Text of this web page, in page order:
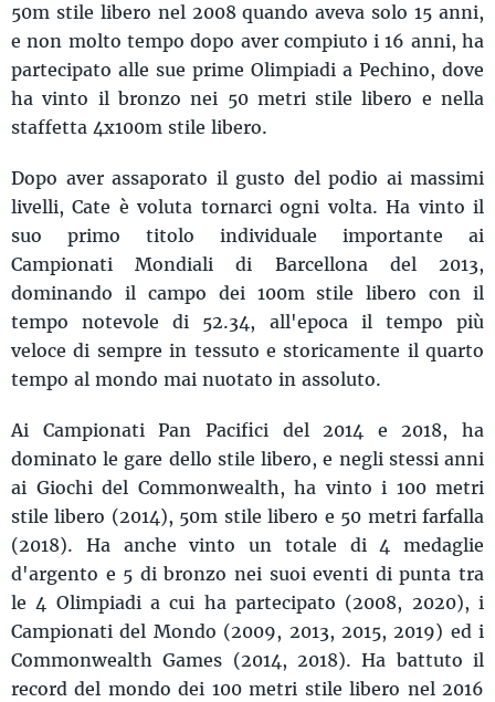
50m stile libero nel 2008 quando aveva solo 15 anni,
e non molto tempo dopo aver compiuto i 16 anni, ha
partecipato alle sue prime Olimpiadi a Pechino, dove
ha vinto il bronzo nei 50 metri stile libero e nella
staffetta 4x100m stile libero.
Dopo aver assaporato il gusto del podio ai massimi
livelli, Cate è voluta tornarci ogni volta. Ha vinto il
suo primo titolo individuale importante ai
Campionati Mondiali di Barcellona del 2013,
dominando il campo dei 100m stile libero con il
tempo notevole di 52.34, all'epoca il tempo più
veloce di sempre in tessuto e storicamente il quarto
tempo al mondo mai nuotato in assoluto.
Ai Campionati Pan Pacifici del 2014 e 2018, ha
dominato le gare dello stile libero, e negli stessi anni
ai Giochi del Commonwealth, ha vinto i 100 metri
stile libero (2014), 50m stile libero e 50 metri farfalla
(2018). Ha anche vinto un totale di 4 medaglie
d'argento e 5 di bronzo nei suoi eventi di punta tra
le 4 Olimpiadi a cui ha partecipato (2008, 2020), i
Campionati del Mondo (2009, 2013, 2015, 2019) ed i
Commonwealth Games (2014, 2018). Ha battuto il
record del mondo dei 100 metri stile libero nel 2016